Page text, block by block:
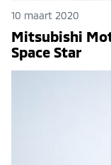
10 maart 2020
Mitsubishi
Space Star